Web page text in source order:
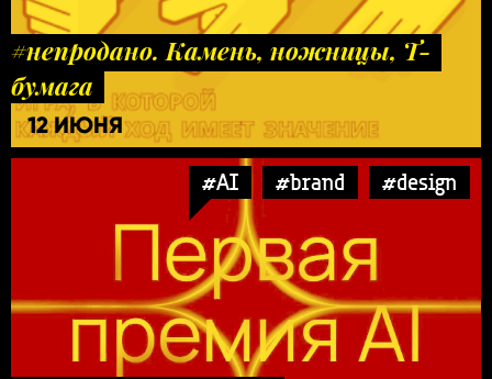
#непродано. Камень, ножницы, Т-
бумага
12 ИЮНЯ
#AI #brand #design